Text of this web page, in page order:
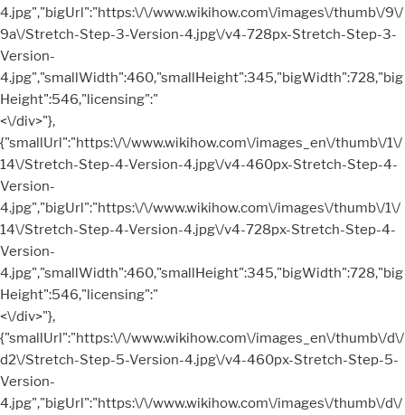
4.jpg","bigUrl":"https:\/\/www.wikihow.com\/images\/thumb\/9\/
9a\/Stretch-Step-3-Version-4.jpg\/v4-728px-Stretch-Step-3-
Version-
4.jpg","smallWidth":460,"smallHeight":345,"bigWidth":728,"big
Height":546,"licensing":"
<\/div>"},
{"smallUrl":"https:\/\/www.wikihow.com\/images_en\/thumb\/1\/
14\/Stretch-Step-4-Version-4.jpg\/v4-460px-Stretch-Step-4-
Version-
4.jpg","bigUrl":"https:\/\/www.wikihow.com\/images\/thumb\/1\/
14\/Stretch-Step-4-Version-4.jpg\/v4-728px-Stretch-Step-4-
Version-
4.jpg","smallWidth":460,"smallHeight":345,"bigWidth":728,"big
Height":546,"licensing":"
<\/div>"},
{"smallUrl":"https:\/\/www.wikihow.com\/images_en\/thumb\/d\/
d2\/Stretch-Step-5-Version-4.jpg\/v4-460px-Stretch-Step-5-
Version-
4.jpg","bigUrl":"https:\/\/www.wikihow.com\/images\/thumb\/d\/